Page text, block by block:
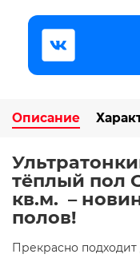
Описание
тёплый пол
кв.м. –
полов!
Прекрасно подходит